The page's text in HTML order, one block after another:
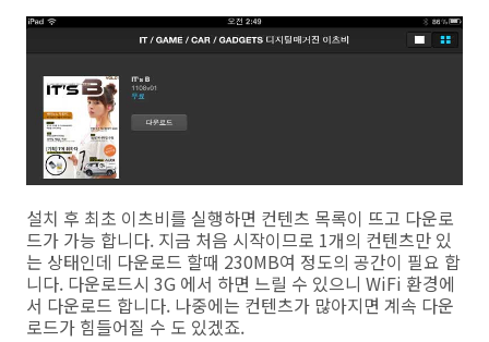
설치 후 최초 이츠비를 실행하면 컨텐츠 목록이 뜨고 다운로
드가 가능 합니다. 지금 처음 시작이므로 1개의 컨텐츠만 있
는 상태인데 다운로드 할때 230MB여 정도의 공간이 필요 합
니다. 다운로드시 3G 에서 하면 느릴 수 있으니 WiFi 환경에
서 다운로드 합니다. 나중에는 컨텐츠가 많아지면 계속 다운
로드가 힘들어질 수 도 있겠죠.